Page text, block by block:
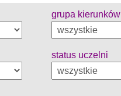
grupa kierunków
status uczelni